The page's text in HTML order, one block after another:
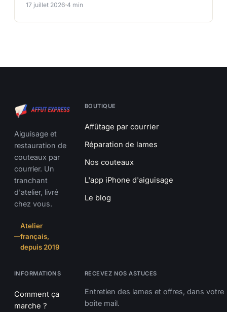
17 juillet 2026 4 min
Aiguisage et
restauration de
couteaux par
courrier. Un
tranchant
d'atelier, livré
chez vous.
Atelier
français,
depuis 2019
BOUTIQUE
Affûtage par courrier
Réparation de lames
Nos couteaux
L'app iPhone d'aiguisage
Le blog
INFORMATIONS
Comment ça
marche ?
RECEVEZ NOS ASTUCES
Entretien des lames et offres, dans votre
boîte mail.